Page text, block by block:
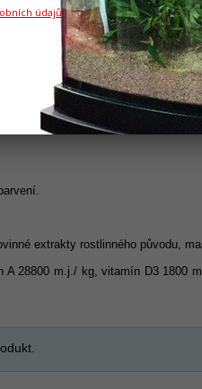
extrakty rostlinného původu,
28800 m.j./ kg, vitamín D3 1800
údajů